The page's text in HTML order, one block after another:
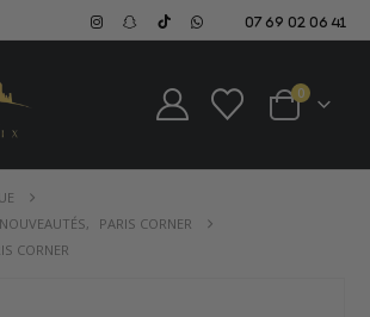
07 69 02 06 41
0
NOUVEAUTÉS,
PARIS CORNER
CORNER